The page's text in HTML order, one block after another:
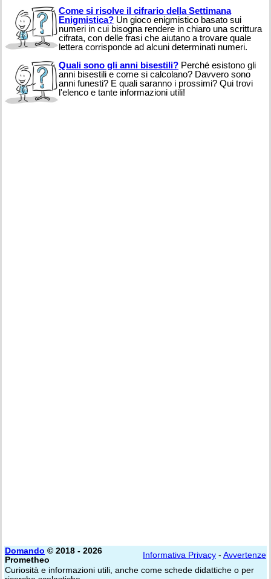
Come si risolve il cifrario della Settimana
Enigmistica? Un gioco enigmistico basato sui
numeri in cui bisogna rendere in chiaro una scrittura
cifrata, con delle frasi che aiutano a trovare quale
lettera corrisponde ad alcuni determinati numeri.
Quali sono gli anni bisestili? Perché esistono gli
anni bisestili e come si calcolano? Davvero sono
anni funesti? E quali saranno i prossimi? Qui trovi
l'elenco e tante informazioni utili!
Domando © 2018 - 2026
Prometheo
Informativa Privacy - Avvertenze
Curiosità e informazioni utili, anche come schede didattiche o per